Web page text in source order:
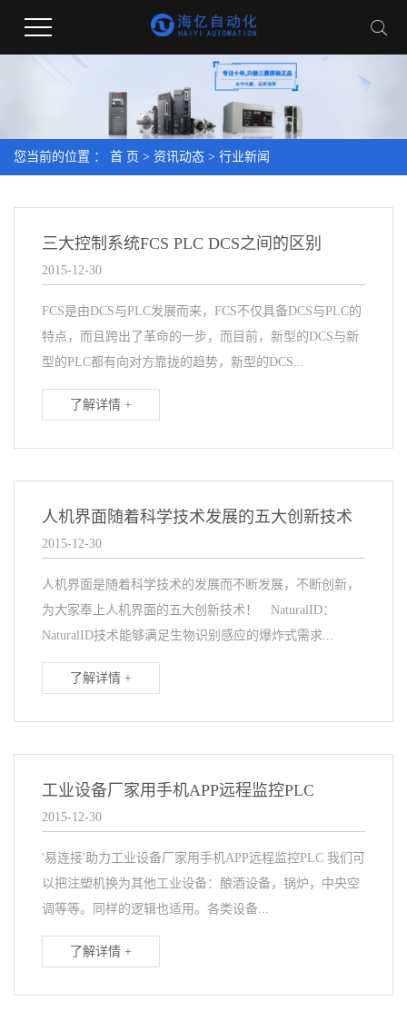
您当前的位置 ： 首 页 > 资讯动态 > 行业新闻
三大控制系统FCS PLC DCS之间的区别
2015-12-30
FCS是由DCS与PLC发展而来，FCS不仅具备DCS与PLC的
特点，而且跨出了革命的一步，而目前，新型的DCS与新
型的PLC都有向对方靠拢的趋势，新型的DCS...
了解详情 +
人机界面随着科学技术发展的五大创新技术
2015-12-30
人机界面是随着科学技术的发展而不断发展，不断创新，
为大家奉上人机界面的五大创新技术！ NaturalID：
NaturalID技术能够满足生物识别感应的爆炸式需求...
了解详情 +
工业设备厂家用手机APP远程监控PLC
2015-12-30
'易连接'助力工业设备厂家用手机APP远程监控PLC 我们可
以把注塑机换为其他工业设备：酿酒设备，锅炉，中央空
调等等。同样的逻辑也适用。各类设备...
了解详情 +